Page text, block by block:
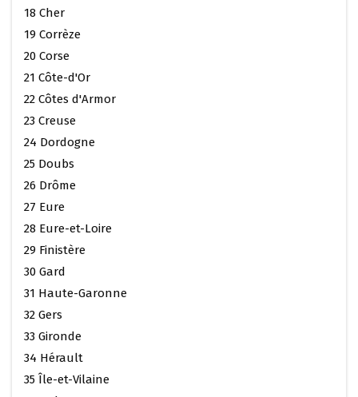
18 Cher
19 Corrèze
20 Corse
21 Côte-d'Or
22 Côtes d'Armor
23 Creuse
24 Dordogne
25 Doubs
26 Drôme
27 Eure
28 Eure-et-Loire
29 Finistère
30 Gard
31 Haute-Garonne
32 Gers
33 Gironde
34 Hérault
35 Île-et-Vilaine